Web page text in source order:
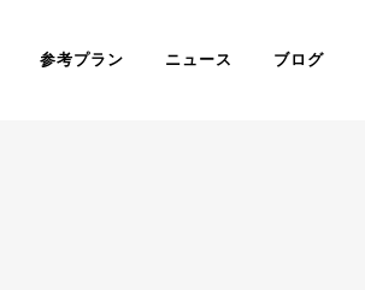
参考プラン ニュース ブログ